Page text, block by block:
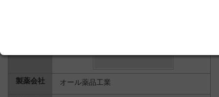
オール薬品工業